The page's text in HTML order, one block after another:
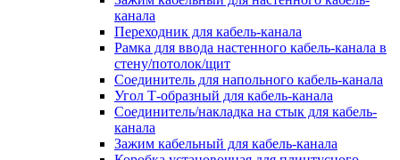
канала
Переходник для кабель-канала
Рамка для ввода настенного кабель-канала в
стену/потолок/щит
Соединитель для напольного кабель-канала
Угол Т-образный для кабель-канала
Соединитель/накладка на стык для кабель-
канала
Зажим кабельный для кабель-канала